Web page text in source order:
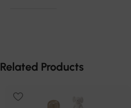
Related Products